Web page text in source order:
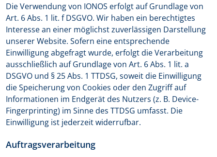
Die Verwendung von IONOS erfolgt auf Grundlage von
Art. 6 Abs. 1 lit. f DSGVO. Wir haben ein berechtigtes
Interesse an einer möglichst zuverlässigen Darstellung
unserer Website. Sofern eine entsprechende
Einwilligung abgefragt wurde, erfolgt die Verarbeitung
ausschließlich auf Grundlage von Art. 6 Abs. 1 lit. a
DSGVO und § 25 Abs. 1 TTDSG, soweit die Einwilligung
die Speicherung von Cookies oder den Zugriff auf
Informationen im Endgerät des Nutzers (z. B. Device-
Fingerprinting) im Sinne des TTDSG umfasst. Die
Einwilligung ist jederzeit widerrufbar.
Auftragsverarbeitung